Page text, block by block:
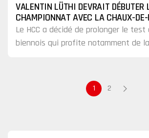
VALENTIN LÜTHI DEVRAIT DÉBUTER
CHAMPIONNAT AVEC LA CHAUX-
TANNER EN RENFORT
Le HCC a décidé de prolonger le test
biennois qui profite notamment de
1 2